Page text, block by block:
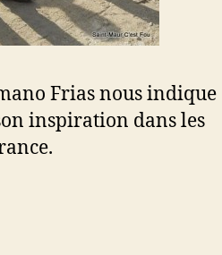
Frias nous indique
inspiration dans les